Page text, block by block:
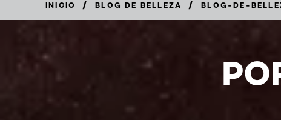
INICIO / BLOG DE BELLEZA / BLOG-DE-